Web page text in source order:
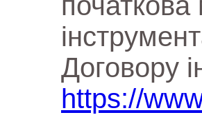
Договору
https://